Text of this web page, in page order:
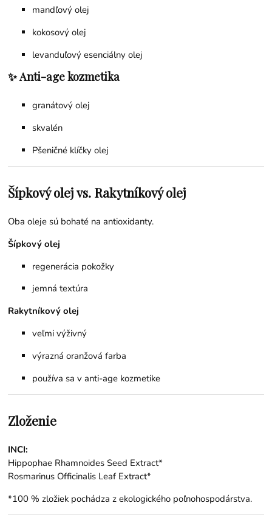
mandľový olej
kokosový olej
levanduľový esenciálny olej
✨ Anti-age kozmetika
granátový olej
skvalén
Pšeničné klíčky olej
Šípkový olej vs. Rakytníkový olej
Oba oleje sú bohaté na antioxidanty.
Šípkový olej
regenerácia pokožky
jemná textúra
Rakytníkový olej
veľmi výživný
výrazná oranžová farba
používa sa v anti-age kozmetike
Zloženie
INCI:
Hippophae Rhamnoides Seed Extract*
Rosmarinus Officinalis Leaf Extract*
*100 % zložiek pochádza z ekologického poľnohospodárstva.